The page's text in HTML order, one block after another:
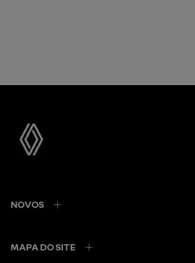
NOVOS
MAPA DO SITE